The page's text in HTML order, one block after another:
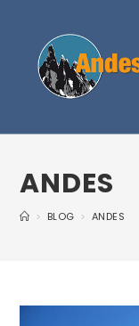
ANDES
> BLOG > ANDES